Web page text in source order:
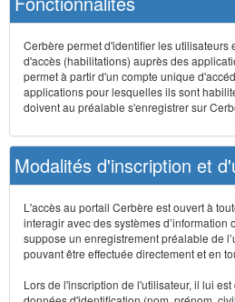
Cerbère permet d'identifier les utilisateurs
d'accès (habilitations) auprès des
permet à partir d'un compte unique
applications pour lesquelles ils sont
doivent au préalable s'enregistrer sur
Modalités d'inscription et
L'accès au portail Cerbère est ouvert à
interagir avec des systèmes d’information
suppose un enregistrement préalable de
pouvant être effectuée directement et en
Lors de l'inscription de l'utilisateur, il lui